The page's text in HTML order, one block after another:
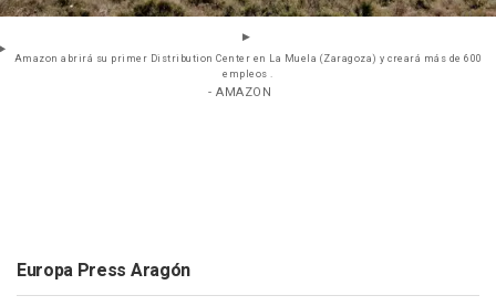
Amazon abrirá su primer Distribution Center en La Muela (Zaragoza) y creará más de 600
empleos .
- AMAZON
Europa Press Aragón